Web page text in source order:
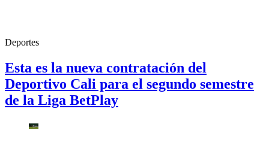
Deportes
Esta es la nueva contratación del
Deportivo Cali para el segundo semestre
de la Liga BetPlay